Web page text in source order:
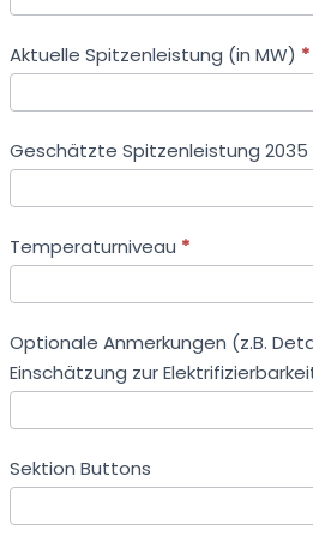
Aktuelle Spitzenleistung (in MW) *
Geschätzte Spitzenleistung 2035
Temperaturniveau *
Optionale Anmerkungen (z.B.
Einschätzung zur
Sektion Buttons